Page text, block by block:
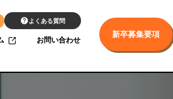
よくある質問
お問い合わせ
新卒募集要項